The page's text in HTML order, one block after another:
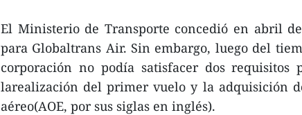
El Ministerio de Transporte concedió en abril
para Globaltrans Air. Sin embargo, luego del
corporación no podía satisfacer dos requisitos
larealización del primer vuelo y la adquisición
aéreo(AOE, por sus siglas en inglés).